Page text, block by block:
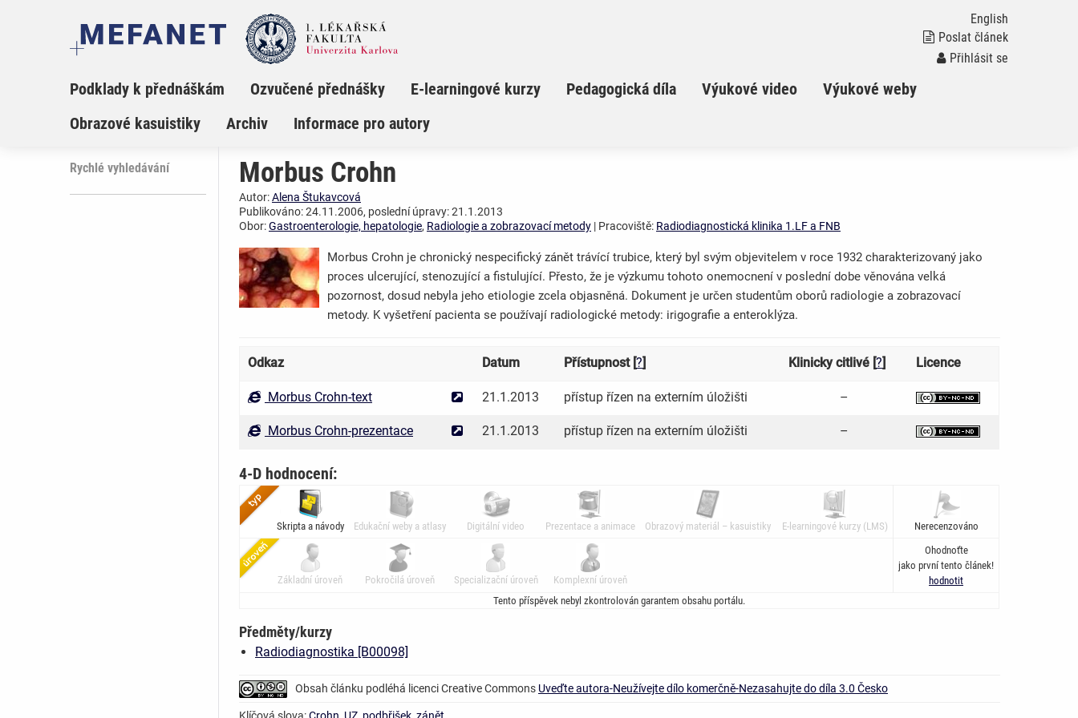
English
Poslat článek
Přihlásit se
Podklady k přednáškám Ozvučené přednášky E-learningové kurzy Pedagogická díla Výukové video
Výukové weby
Obrazové kasuistiky
Archiv Informace pro autory
Rychlé vyhledávání Morbus Crohn
Autor:Alena Štukavcová
Publikováno: 24.11.2006, poslední úpravy: 21.1.2013
Obor:Gastroenterologie, hepatologie, Radiologie a zobrazovací metody | Pracoviště: Radiodiagnostická klinika 1.LF a FNB
Morbus Crohn je chronický nespecifický zánět trávící trubice, který byl svým objevitelem v roce 1932 charakterizovaný jako
proces ulcerující, stenozující a fistulující. Přesto, že je výzkumu tohoto onemocnení v poslední dobe věnována velká
pozornost, dosud nebyla jeho etiologie zcela objasněná. Dokument je určen studentům oborů radiologie a zobrazovací
metody. K vyšetření pacienta se používají radiologické metody: irigografie a enteroklýza.
Odkaz Datum Přístupnost [?] Klinicky citlivé [?] Licence
Morbus Crohn-text 21.1.2013 přístup řízen na externím úložišti –
Morbus Crohn-prezentace 21.1.2013 přístup řízen na externím úložišti –
4-D hodnocení:
Skripta a návody Edukační weby a atlasy Digitální video Prezentace a animace Obrazový materiál – kasuistiky E-learningové kurzy (LMS) Nerecenzováno
Základní úroveň Pokročilá úroveň Specializační úroveň Komplexní úroveň
Ohodnoťte
jako první tento článek!
hodnotit
Tento příspěvek nebyl zkontrolován garantem obsahu portálu.
Předměty/kurzy
Radiodiagnostika [B00098]
Obsah článku podléhá licenci Creative Commons Uveďte autora-Neužívejte dílo komerčně-Nezasahujte do díla 3.0 Česko
Klíčová slova:Crohn UZ podbřišek zánět